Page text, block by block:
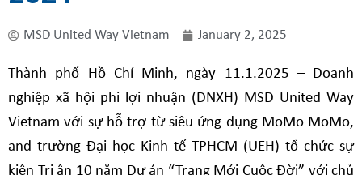
MSD United Way Vietnam January 2, 2025
Thành phố Hồ Chí Minh, ngày 11.1.2025 – Doanh
nghiệp xã hội phi lợi nhuận (DNXH) MSD United Way
Vietnam với sự hỗ trợ từ siêu ứng dụng MoMo MoMo,
and trường Đại học Kinh tế TPHCM (UEH) tổ chức sự
kiện Tri ân 10 năm Dự án “Trang Mới Cuộc Đời” với chủ